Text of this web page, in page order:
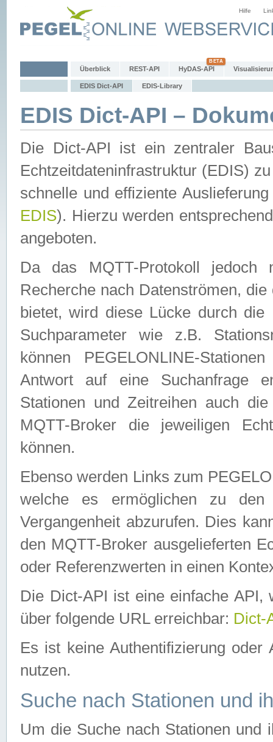
Hilfe
Überblick REST-API HyDAS-API
EDIS Dict-API EDIS-Library
EDIS Dict-API –
Die Dict-API ist ein zentraler
Echtzeitdateninfrastruktur (EDIS)
schnelle und effiziente
EDIS). Hierzu werden
angeboten.
Da das MQTT-Protokoll jedoch
Recherche nach Datenströmen,
bietet, wird diese Lücke durch die
Suchparameter wie z.B.
können PEGELONLINE-
Antwort auf eine Suchanfrage
Stationen und Zeitreihen auch
MQTT-Broker die jeweiligen
können.
Ebenso werden Links zum
welche es ermöglichen zu den
Vergangenheit abzurufen. Dies
den MQTT-Broker ausgelieferten
oder Referenzwerten in einen
Die Dict-API ist eine einfache API,
über folgende URL erreichbar: Dict-
Es ist keine Authentifizierung
nutzen.
Suche nach Stationen und
Um die Suche nach Stationen und